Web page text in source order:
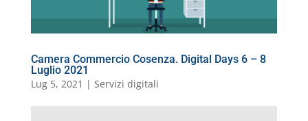
Camera Commercio Cosenza. Digital Days 6 – 8
Luglio 2021
Lug 5, 2021 | Servizi digitali